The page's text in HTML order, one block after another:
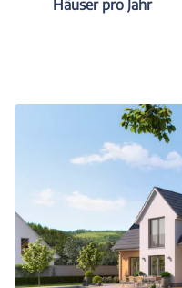
Häuser pro Jahr